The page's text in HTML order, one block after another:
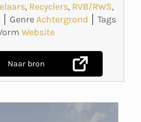
, Recyclers, RVB/RWS,
GenreAchtergrond
Tags
Website
Naar bron